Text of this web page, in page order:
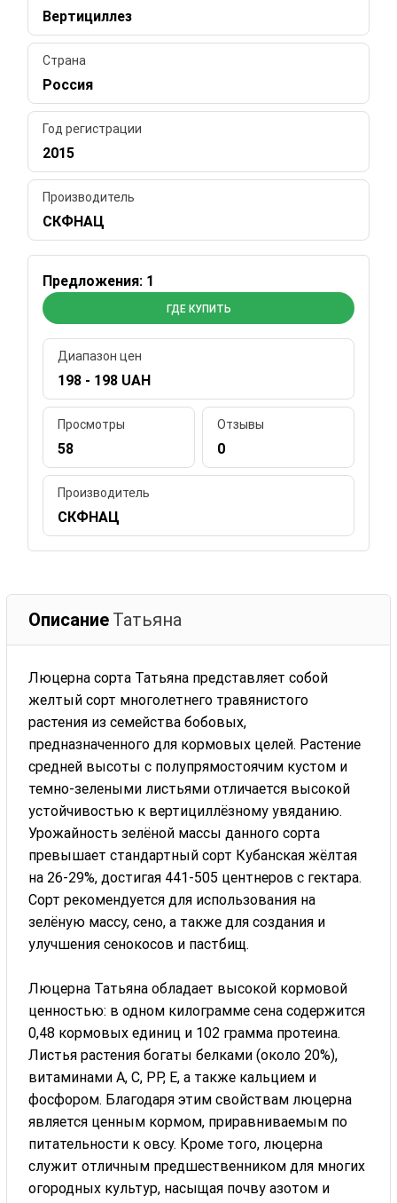
Вертициллез
Страна
Россия
Год регистрации
2015
Производитель
СКФНАЦ
Предложения: 1
ГДЕ КУПИТЬ
Диапазон цен
198 - 198 UAH
Просмотры
58
Отзывы
0
Производитель
СКФНАЦ
Описание Татьяна
Люцерна сорта Татьяна представляет собой
желтый сорт многолетнего травянистого
растения из семейства бобовых,
предназначенного для кормовых целей. Растение
средней высоты с полупрямостоячим кустом и
темно-зелеными листьями отличается высокой
устойчивостью к вертициллёзному увяданию.
Урожайность зелёной массы данного сорта
превышает стандартный сорт Кубанская жёлтая
на 26-29%, достигая 441-505 центнеров с гектара.
Сорт рекомендуется для использования на
зелёную массу, сено, а также для создания и
улучшения сенокосов и пастбищ.
Люцерна Татьяна обладает высокой кормовой
ценностью: в одном килограмме сена содержится
0,48 кормовых единиц и 102 грамма протеина.
Листья растения богаты белками (около 20%),
витаминами А, С, РР, Е, а также кальцием и
фосфором. Благодаря этим свойствам люцерна
является ценным кормом, приравниваемым по
питательности к овсу. Кроме того, люцерна
служит отличным предшественником для многих
огородных культур, насыщая почву азотом и